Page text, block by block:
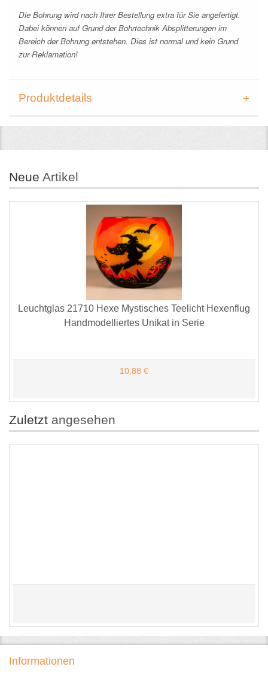
Die Bohrung wird nach Ihrer Bestellung extra für Sie angefertigt.
Dabei können auf Grund der Bohrtechnik Absplitterungen im
Bereich der Bohrung entstehen. Dies ist normal und kein Grund
zur Reklamation!
Produktdetails
Neue Artikel
Leuchtglas 21710 Hexe Mystisches Teelicht Hexenflug
Handmodelliertes Unikat in Serie
10,88 €
Zuletzt angesehen
Informationen